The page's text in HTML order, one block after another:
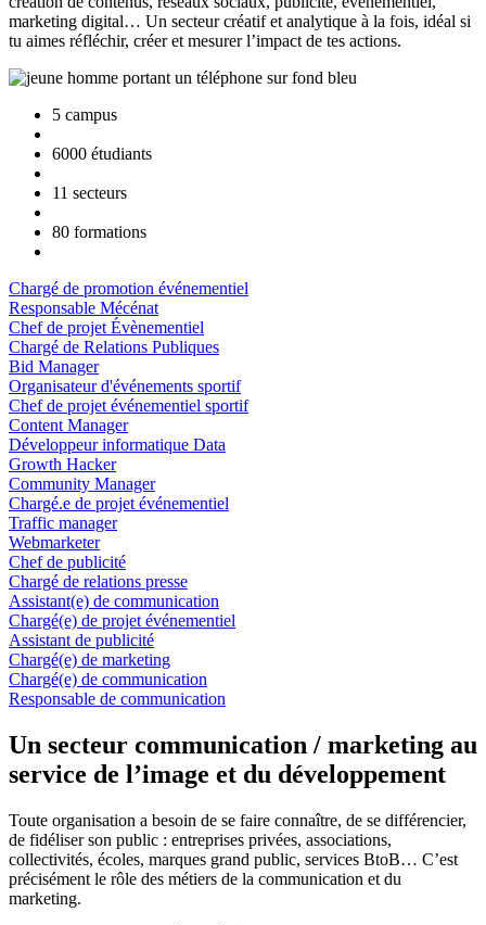
marketing digital… Un secteur créatif et analytique à la fois, idéal si
tu aimes réfléchir, créer et mesurer l’impact de tes actions.
5 campus
6000 étudiants
11 secteurs
80 formations
Chargé de promotion événementiel
Responsable Mécénat
Chef de projet Évènementiel
Chargé de Relations Publiques
Bid Manager
Organisateur d'événements sportif
Chef de projet événementiel sportif
Content Manager
Développeur informatique Data
Growth Hacker
Community Manager
Chargé.e de projet événementiel
Traffic manager
Webmarketer
Chef de publicité
Chargé de relations presse
Assistant(e) de communication
Chargé(e) de projet événementiel
Assistant de publicité
Chargé(e) de marketing
Chargé(e) de communication
Responsable de communication
Un secteur communication / marketing au
service de l’image et du développement
Toute organisation a besoin de se faire connaître, de se différencier,
de fidéliser son public : entreprises privées, associations,
collectivités, écoles, marques grand public, services BtoB… C’est
précisément le rôle des métiers de la communication et du
marketing.